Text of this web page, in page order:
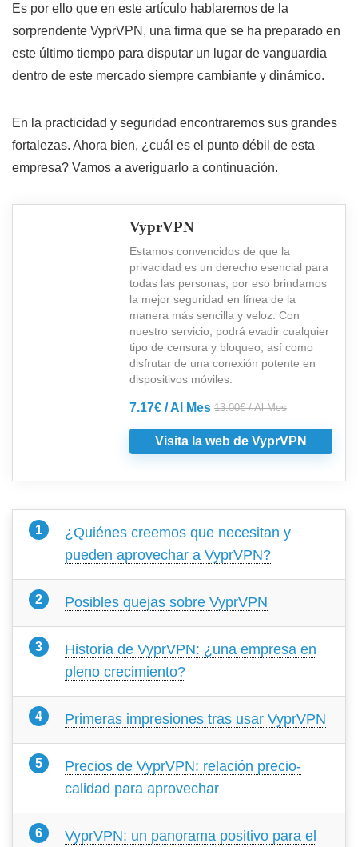
Es por ello que en este artículo hablaremos de la
sorprendente VyprVPN , una firma que se ha preparado en
este último tiempo para disputar un lugar de vanguardia
dentro de este mercado siempre cambiante y dinámico.
En la practicidad y seguridad encontraremos sus grandes
fortalezas. Ahora bien, ¿cuál es el punto débil de esta
empresa? Vamos a averiguarlo a continuación.
VyprVPN
Estamos convencidos de que la
privacidad es un derecho esencial para
todas las personas, por eso brindamos
la mejor seguridad en línea de la
manera más sencilla y veloz. Con
nuestro servicio, podrá evadir cualquier
tipo de censura y bloqueo, así como
disfrutar de una conexión potente en
dispositivos móviles.
7.17€ / Al Mes 13.00€ / Al Mes
Visita la web de VyprVPN
¿Quiénes creemos que necesitan y
pueden aprovechar a VyprVPN?
Posibles quejas sobre VyprVPN
Historia de VyprVPN: ¿una empresa en
pleno crecimiento?
Primeras impresiones tras usar VyprVPN
Precios de VyprVPN: relación precio-
calidad para aprovechar
VyprVPN: un panorama positivo para el